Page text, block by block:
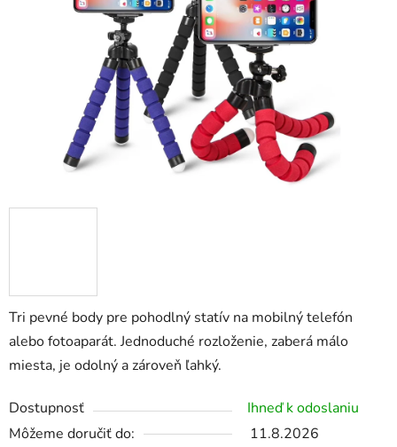
Tri pevné body pre pohodlný statív na mobilný telefón
alebo fotoaparát. Jednoduché rozloženie, zaberá málo
miesta, je odolný a zároveň ľahký.
Dostupnosť
Ihneď k odoslaniu
Môžeme doručiť do:
11.8.2026